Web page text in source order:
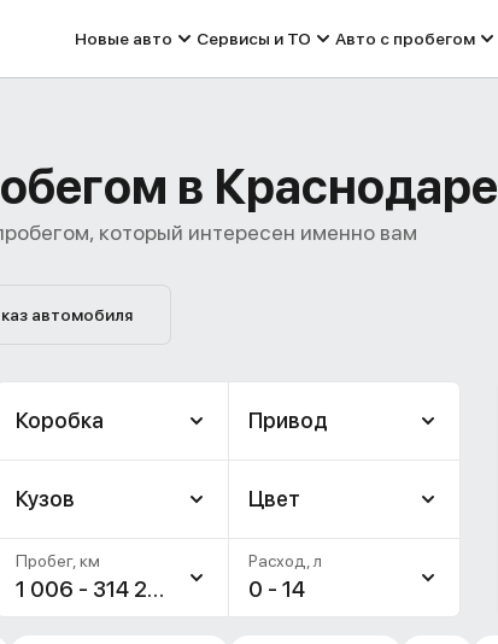
Новые авто Сервисы и ТО Авто с пробегом
в Краснодаре
который интересен именно вам
автомобиля
Коробка Привод
Кузов Цвет
1 006 - 314 222
Пробег, км
0 - 14
Расход, л